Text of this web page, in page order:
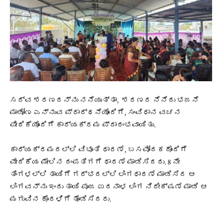
ಸರ್ವ ಶರಣರನ್ನು ನನೆಯುತ್ತಾ, ಶರಣರ ನೆನೆದು ಭಜನೆ
ಮಾಡೋಣ ಎನ್ನುವ ಪ್ರಾರ್ಥನೆಯೊಂದಿಗೆ, ಸಂವಿಧಾನ ವಚನ
ಪೀಠಿಕೆಯೊಂದಿಗೆ ಕಾರ್ಯಕ್ರಮ ಪ್ರಾರಂಭವಾಯಿತು.
ಕಾರ್ಯಕ್ರಮದಲ್ಲಿ ವಿಭೂತಿ ಧಾರಣೆ, ಬಸವೋದಕದೊಂದಿಗೆ
ವೇದಿಕೆಯ ಮೇಲಿನ ದಂಪತಿಗಗೆ ಧಾರಣೆ ಮಾಡಿಸಿದರು. 8 ನೇ
ತಿಂಗಳಲ್ಲಿ ತಾಯಿಗೆ ಗರ್ಭದಲ್ಲಿ ಲಿಂಗಧಾರಣೆ ಮಾಡಿಸಿದ ಆ
ಲಿಂಗವನ್ನು ಇಂದು ತಾಯಿ ಪೂಜ ಐದನಾಳ ಲಿಂಗ ನಿರೀಕ್ಷಣೆ ಮಾಡಿ ಆ
ಮಗುವಿನ ಕೊರಳಿಗೆ ತೊಡಿಸಿದರು.